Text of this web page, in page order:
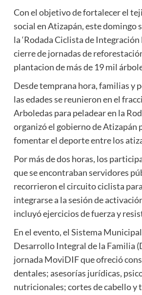
Con el objetivo de fortalecer el
social en Atizapán, este domingo
la ‘Rodada Ciclista de Integración
cierre de jornadas de
plantacion de más de 19 mil
Desde temprana hora, familias y
las edades se reunieron en el
Arboledas para peladear en la
organizó el gobierno de Atizapán
fomentar el deporte entre los
Por más de dos horas, los
que se encontraban servidores
recorrieron el circuito ciclista
integrarse a la sesión de
incluyó ejercicios de fuerza y
En el evento, el Sistema
Desarrollo Integral de la Familia
jornada MoviDIF que ofreció
dentales; asesorías jurídicas,
nutricionales; cortes de cabello y